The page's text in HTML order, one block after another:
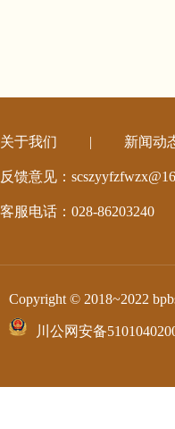
关于我们 | 新闻动
反馈意见：
客服电话：028-86203240
Copyright © 2018~2022
川公网安备